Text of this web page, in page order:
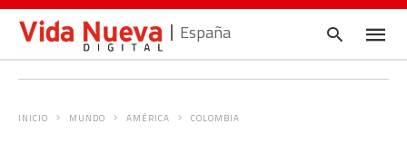
España
INICIO MUNDO AMÉRICA COLOMBIA